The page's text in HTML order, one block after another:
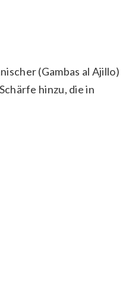
(Gambas al Ajillo)
hinzu, die in